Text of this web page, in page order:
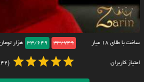
ساخت با طلای ۱۸ عیار 33/749
33/649 هزار
امتیاز کاربران (842)